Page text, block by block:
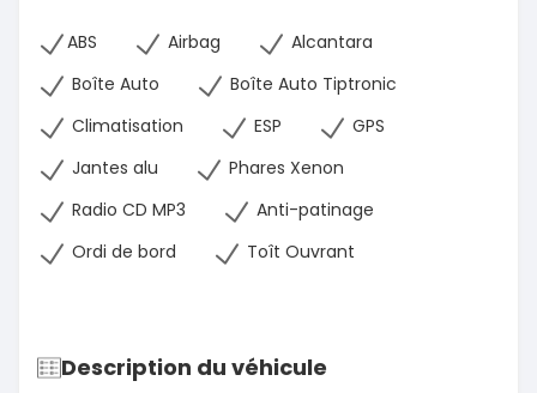
ABS Airbag
Alcantara
Boîte Auto
Boîte Auto Tiptronic
Climatisation
ESP
GPS
Jantes alu
Phares Xenon
Radio CD MP3
Anti-patinage
Ordi de bord
Toît Ouvrant
Description du véhicule